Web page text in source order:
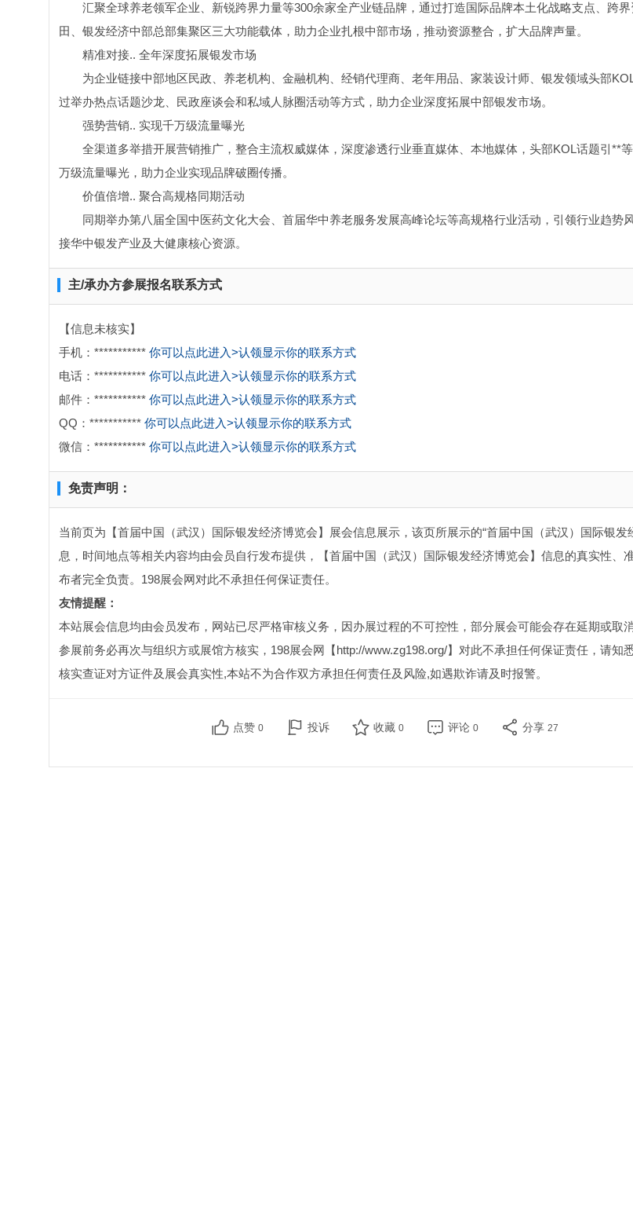
汇聚全球养老领军企业、新锐跨界力量等300余家全产业链品牌，通过打造国际品牌本土化战略支点、跨
田、银发经济中部总部集聚区三大功能载体，助力企业扎根中部市场，推动资源整合，扩大品牌声量。
精准对接.. 全年深度拓展银发市场
为企业链接中部地区民政、养老机构、金融机构、经销代理商、老年用品、家装设计师、银发领域头部
过举办热点话题沙龙、民政座谈会和私域人脉圈活动等方式，助力企业深度拓展中部银发市场。
强势营销.. 实现千万级流量曝光
全渠道多举措开展营销推广，整合主流权威媒体，深度渗透行业垂直媒体、本地媒体，头部KOL话题引**
万级流量曝光，助力企业实现品牌破圈传播。
价值倍增.. 聚合高规格同期活动
同期举办第八届全国中医药文化大会、首届华中养老服务发展高峰论坛等高规格行业活动，引领行业趋势
接华中银发产业及大健康核心资源。
主/承办方参展报名联系方式
【信息未核实】
手机：*********** 你可以点此进入>认领显示你的联系方式
电话：*********** 你可以点此进入>认领显示你的联系方式
邮件：*********** 你可以点此进入>认领显示你的联系方式
QQ：*********** 你可以点此进入>认领显示你的联系方式
微信：*********** 你可以点此进入>认领显示你的联系方式
免责声明：
当前页为【首届中国（武汉）国际银发经济博览会】展会信息展示，该页所展示的“首届中国（武汉）国际银发
息，时间地点等相关内容均由会员自行发布提供，【首届中国（武汉）国际银发经济博览会】信息的真实性、
布者完全负责。198展会网对此不承担任何保证责任。
友情提醒：
本站展会信息均由会员发布，网站已尽严格审核义务，因办展过程的不可控性，部分展会可能会存在延期或取
参展前务必再次与组织方或展馆方核实，198展会网【http://www.zg198.org/】对此不承担任何保证责任，请知
核实查证对方证件及展会真实性,本站不为合作双方承担任何责任及风险,如遇欺诈请及时报警。
点赞 0 投诉 收藏 0 评论 0 分享 27